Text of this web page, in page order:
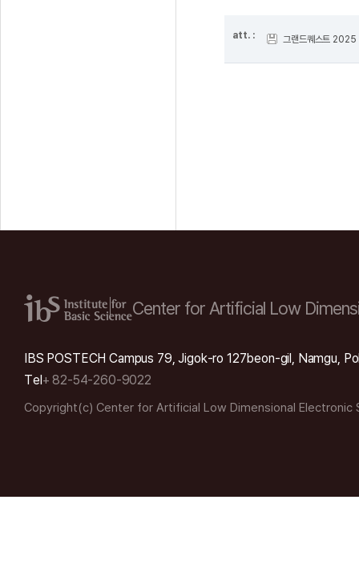
att. : 그랜드퀘스트
Center for Artificial Low
IBS POSTECH Campus 79, Jigok-ro 127beon-gil, Namgu,
Tel+ 82-54-260-9022
Copyright(c) Center for Artificial Low Dimensional Electronic